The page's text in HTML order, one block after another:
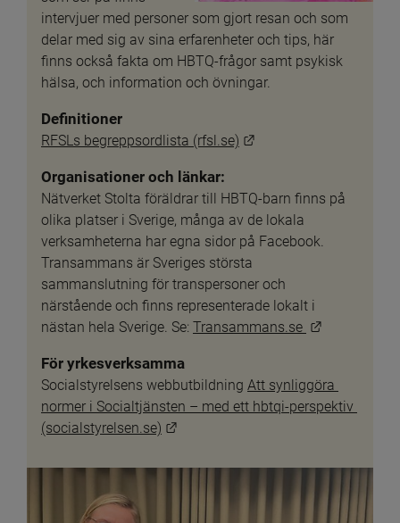
intervjuer med personer som gjort resan och som
delar med sig av sina erfarenheter och tips, här
finns också fakta om HBTQ-frågor samt psykisk
hälsa, och information och övningar.
Definitioner
RFSLs begreppsordlista (rfsl.se)
Organisationer och länkar:
Nätverket Stolta föräldrar till HBTQ-barn finns på
olika platser i Sverige, många av de lokala
verksamheterna har egna sidor på Facebook.
Transammans är Sveriges största
sammanslutning för transpersoner och
närstående och finns representerade lokalt i
nästan hela Sverige. Se: Transammans.se
För yrkesverksamma
Socialstyrelsens webbutbildning Att synliggöra
normer i Socialtjänsten – med ett hbtqi-perspektiv
(socialstyrelsen.se)